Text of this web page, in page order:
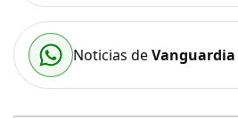
Noticias deVanguardia